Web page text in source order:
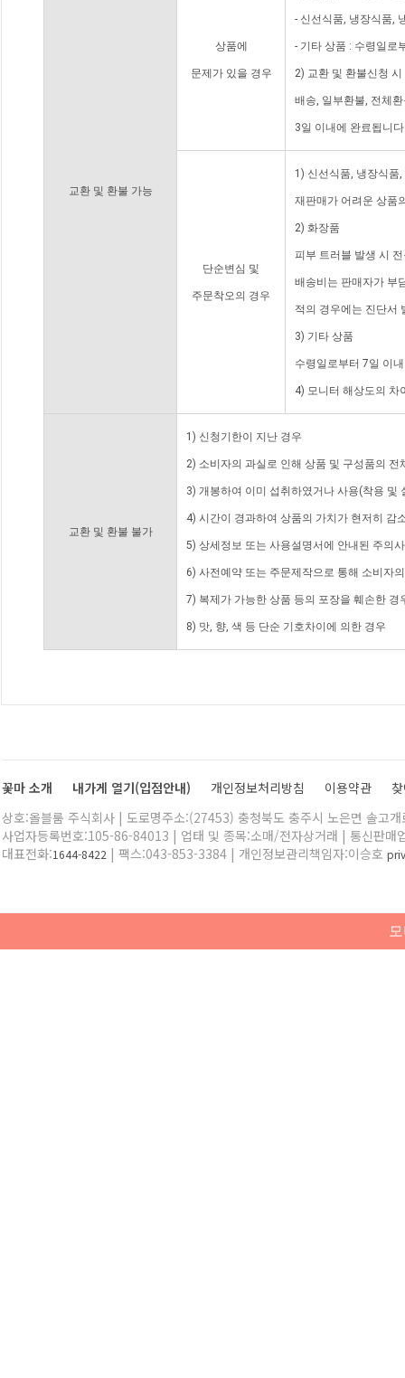
교환 및 환불 가능
상품에
문제가 있을 경우
- 신선식품, 냉장식품,
- 기타 상품 : 수령일로
2) 교환 및 환불신청
배송, 일부환불, 전체
3일 이내에 완료됩니
단순변심 및
주문착오의 경우
1) 신선식품, 냉장식품
재판매가 어려운 상품
2) 화장품
피부 트러블 발생 시
배송비는 판매자가 부
적의 경우에는 진단서
3) 기타 상품
수령일로부터 7일 이
4) 모니터 해상도의 차
교환 및 환불 불가
1) 신청기한이 지난 경우
2) 소비자의 과실로 인해 상품 및 구성품의
3) 개봉하여 이미 섭취하였거나 사용(착용 및
4) 시간이 경과하여 상품의 가치가 현저히 감
5) 상세정보 또는 사용설명서에 안내된 주의
6) 사전예약 또는 주문제작으로 통해 소비자
7) 복제가 가능한 상품 등의 포장을 훼손한 경
8) 맛, 향, 색 등 단순 기호차이에 의한 경우
꽃마 소개 내가게 열기(입점안내) 개인정보처리방침 이용약관
상호:올블룸 주식회사 | 도로명주소:(27453) 충청북도 충주시 노은면 솔고
사업자등록번호:105-86-84013 | 업태 및 종목:소매/전자상거래 | 통신판매
대표전화:1644-8422 | 팩스:043-853-3384 | 개인정보관리책임자:이승호